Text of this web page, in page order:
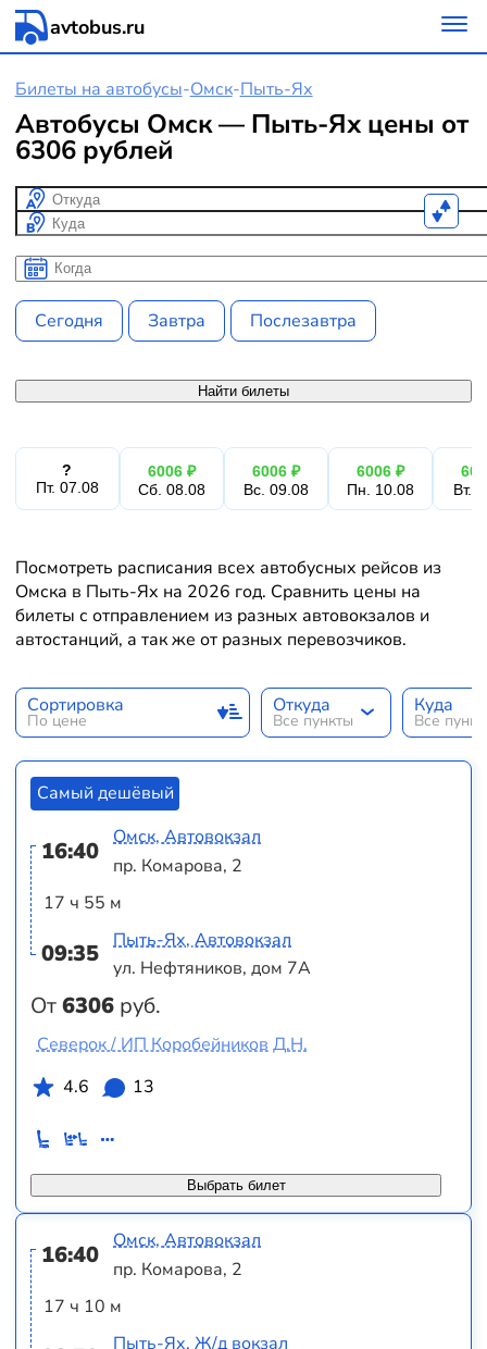
avtobus.ru
Билеты на автобусы-Омск-Пыть-Ях
Автобусы Омск — Пыть-Ях цены от
6306 рублей
Откуда
Куда
Когда
Когда
Сегодня Завтра Послезавтра
Найти билеты
?
Пт. 07.08
6006 ₽
Сб. 08.08
6006 ₽
Вс. 09.08
6006 ₽
Пн. 10.08
Вт.
Посмотреть расписания всех автобусных рейсов из
Омска в Пыть-Ях на 2026 год. Сравнить цены на
билеты с отправлением из разных автовокзалов и
автостанций, а так же от разных перевозчиков.
Сортировка
По цене
Откуда
Все пункты
Куда
Все
Самый дешёвый
16:40
17 ч 55 м
09:35
От6306 руб.
Омск, Автовокзал
пр. Комарова, 2
Пыть-Ях, Автовокзал
ул. Нефтяников, дом 7А
Выбрать билет
Северок / ИП Коробейников Д.Н.
4.6
13
16:40
17 ч 10 м
Омск, Автовокзал
пр. Комарова, 2
Пыть-Ях, Ж/д вокзал